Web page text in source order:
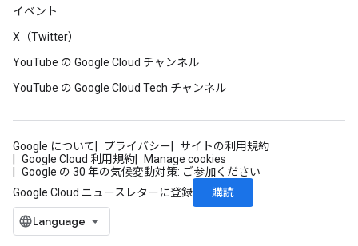
イベント
X（Twitter）
YouTube の Google Cloud チャンネル
YouTube の Google Cloud Tech チャンネル
Google について プライバシー
サイトの利用規約
Google Cloud 利用規約
Manage cookies
Google の 30 年の気候変動対策: ご参加ください
Google Cloud ニュースレターに登録
購読